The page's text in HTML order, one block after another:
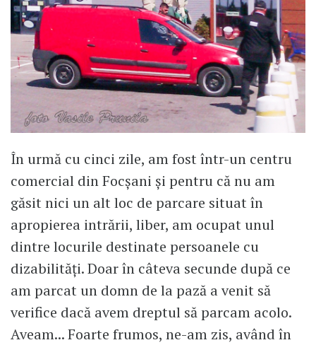
În urmă cu cinci zile, am fost într-un centru
comercial din Focșani și pentru că nu am
găsit nici un alt loc de parcare situat în
apropierea intrării, liber, am ocupat unul
dintre locurile destinate persoanele cu
dizabilități. Doar în câteva secunde după ce
am parcat un domn de la pază a venit să
verifice dacă avem dreptul să parcam acolo.
Aveam... Foarte frumos, ne-am zis, având în